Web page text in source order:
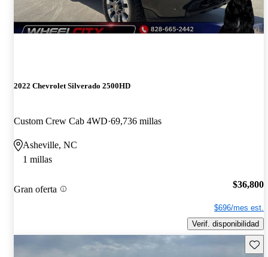
2022 Chevrolet Silverado 2500HD
Custom Crew Cab 4WD 69,736 millas
Asheville, NC
1 millas
Gran oferta $36,800
$696/mes est.
Verif. disponibilidad